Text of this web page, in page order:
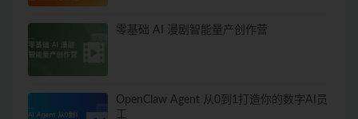
零基础 AI 漫剧智能量产创作营
OpenClaw Agent 从0到1打造你的数字AI员